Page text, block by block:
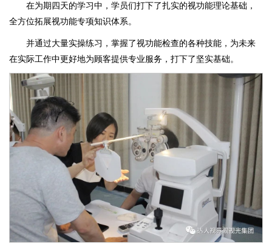
在为期四天的学习中，学员们打下了扎实的视功能理论基础，
全方位拓展视功能专项知识体系。
并通过大量实操练习，掌握了视功能检查的各种技能，为未来
在实际工作中更好地为顾客提供专业服务，打下了坚实基础。